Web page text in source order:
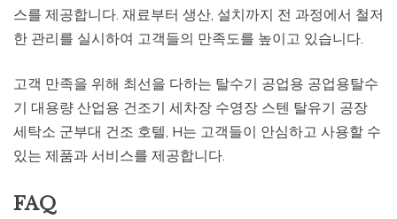
스를 제공합니다. 재료부터 생산, 설치까지 전 과정에서 철저
한 관리를 실시하여 고객들의 만족도를 높이고 있습니다.
고객 만족을 위해 최선을 다하는 탈수기 공업용 공업용탈수
기 대용량 산업용 건조기 세차장 수영장 스텐 탈유기 공장
세탁소 군부대 건조 호텔, H는 고객들이 안심하고 사용할 수
있는 제품과 서비스를 제공합니다.
FAQ